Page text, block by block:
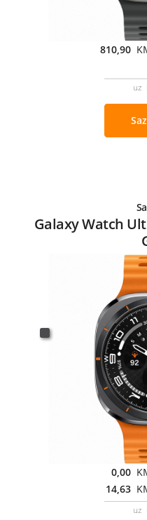
810,90
uz
Galaxy Watch
0,00
14,63
uz